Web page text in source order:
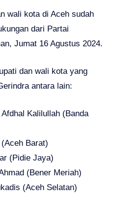
wali kota di Aceh sudah
dari Partai
Jumat 16 Agustus 2024.
dan wali kota yang
antara lain:
Afdhal Kalilullah (Banda
Barat)
(Pidie Jaya)
(Bener Meriah)
(Aceh Selatan)